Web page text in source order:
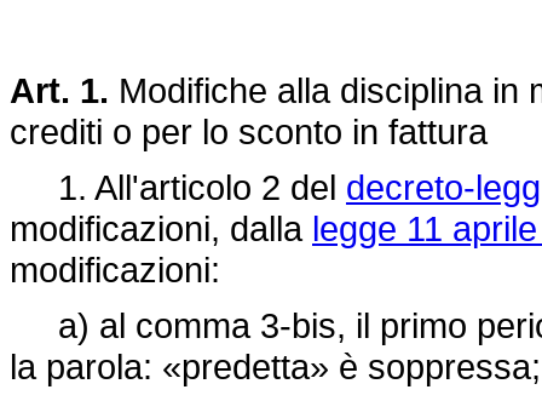
Art. 1. Modifiche alla disciplina in
crediti o per lo sconto in fattura
1. All'articolo 2 del decreto-
modificazioni, dalla legge 11
modificazioni:
a) al comma 3-bis, il primo
la parola: «predetta» è soppressa;